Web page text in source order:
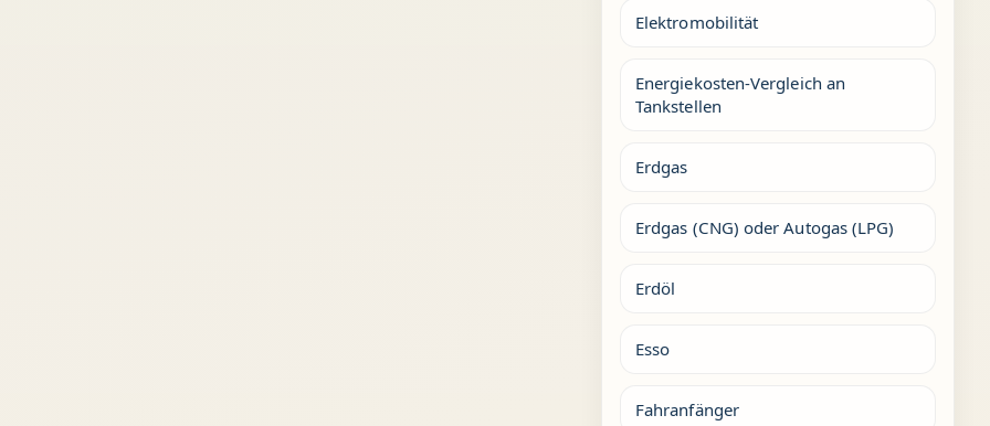
Elektromobilität
Energiekosten-Vergleich an
Tankstellen
Erdgas
Erdgas (CNG) oder Autogas (LPG)
Erdöl
Esso
Fahranfänger